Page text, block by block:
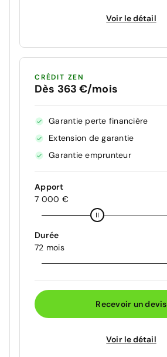
Voir le détail
CRÉDIT ZEN
Dès 363 €/mois
Garantie perte financière
Extension de garantie
Garantie emprunteur
Apport
7 000 €
Durée
72 mois
Recevoir un devis
Voir le détail